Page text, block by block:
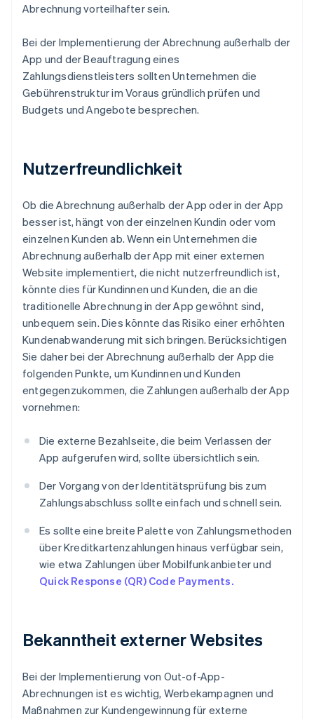
Abrechnung vorteilhafter sein.
Bei der Implementierung der Abrechnung außerhalb der
App und der Beauftragung eines
Zahlungsdienstleisters sollten Unternehmen die
Gebührenstruktur im Voraus gründlich prüfen und
Budgets und Angebote besprechen.
Nutzerfreundlichkeit
Ob die Abrechnung außerhalb der App oder in der App
besser ist, hängt von der einzelnen Kundin oder vom
einzelnen Kunden ab. Wenn ein Unternehmen die
Abrechnung außerhalb der App mit einer externen
Website implementiert, die nicht nutzerfreundlich ist,
könnte dies für Kundinnen und Kunden, die an die
traditionelle Abrechnung in der App gewöhnt sind,
unbequem sein. Dies könnte das Risiko einer erhöhten
Kundenabwanderung mit sich bringen. Berücksichtigen
Sie daher bei der Abrechnung außerhalb der App die
folgenden Punkte, um Kundinnen und Kunden
entgegenzukommen, die Zahlungen außerhalb der App
vornehmen:
Die externe Bezahlseite, die beim Verlassen der
App aufgerufen wird, sollte übersichtlich sein.
Der Vorgang von der Identitätsprüfung bis zum
Zahlungsabschluss sollte einfach und schnell sein.
Es sollte eine breite Palette von Zahlungsmethoden
über Kreditkartenzahlungen hinaus verfügbar sein,
wie etwa Zahlungen über Mobilfunkanbieter und
Quick Response (QR) Code Payments.
Bekanntheit externer Websites
Bei der Implementierung von Out-of-App-
Abrechnungen ist es wichtig, Werbekampagnen und
Maßnahmen zur Kundengewinnung für externe